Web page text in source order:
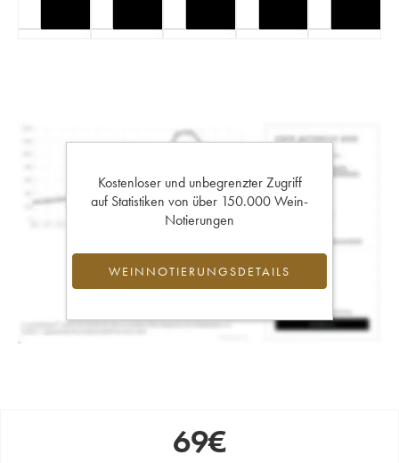
Kostenloser und unbegrenzter Zugriff
auf Statistiken von über 150.000 Wein-
Notierungen
WEINNOTIERUNGSDETAILS
69€